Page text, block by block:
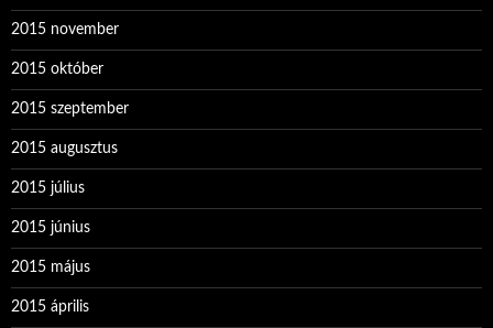
2015 november
2015 október
2015 szeptember
2015 augusztus
2015 július
2015 június
2015 május
2015 április